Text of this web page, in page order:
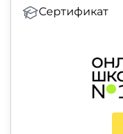
Сертификат